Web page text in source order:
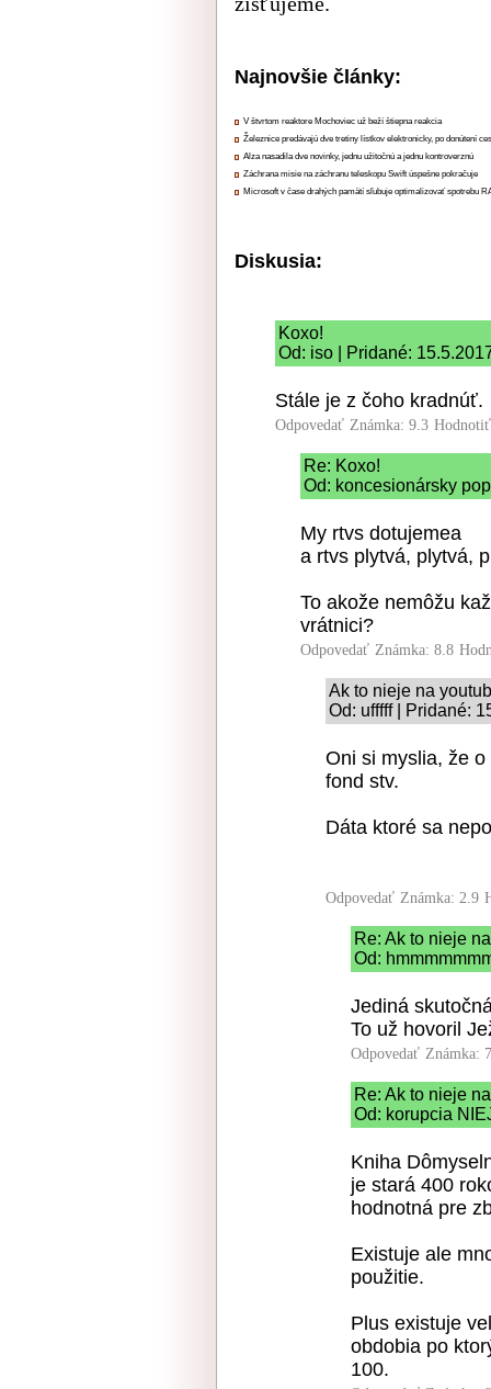
Najnovšie články:
V štvrtom reaktore Mochoviec už beží štiepna reakcia
Železnice predávajú dve tretiny lístkov elektronicky, po donútení
Alza nasadila dve novinky, jednu užitočnú a jednu kontroverznú
Záchrana misie na záchranu teleskopu Swift úspešne pokračuje
Microsoft v čase drahých pamätí sľubuje optimalizovať spotrebu
Diskusia:
Koxo!
Od: iso | Pridané:
Stále je z čoho kradnúť.
Odpovedať Známka: 9.3
Re: Koxo!
Od: koncesionársky
My rtvs dotujemea
a rtvs plytvá, plytvá,
To akože nemôžu
vrátnici?
Odpovedať Známka: 8.8
Ak to nieje na
Od: ufffff | Pridané:
Oni si myslia, že
fond stv.
Dáta ktoré sa
Odpovedať Známka: 2.9
Re: Ak to nieje
Od:
Jediná
To už hovoril
Odpovedať Známka:
Re: Ak to nieje
Od: korupcia
Kniha
je stará 400
hodnotná pre
Existuje ale
použitie.
Plus existuje
obdobia po
100.